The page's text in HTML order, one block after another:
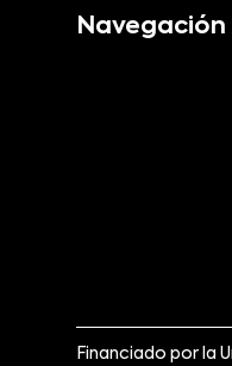
Navegación
Financiado por la